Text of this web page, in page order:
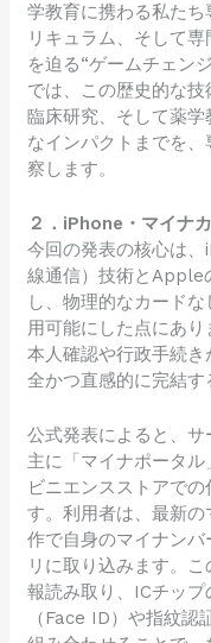
学教育に携わる私た
リキュラム、そして
を迫る“ゲームチェン
では、この歴史的な技
臨床研究、そして薬
なインパクトまでを
察します。
２．iPhone・マイナ
今回の発表の核心は
線通信）技術とApple
し、物理的なカード
用可能にした点にあ
本人確認や行政手続
全かつ直感的に完結す
公式発表によると、サ
主に「マイナポータ
ビニエンスストアで
す。利用者は、最新
作で自身のマイナン
リに取り込みます。
報読み取り、ICチッ
（Face ID）や指紋